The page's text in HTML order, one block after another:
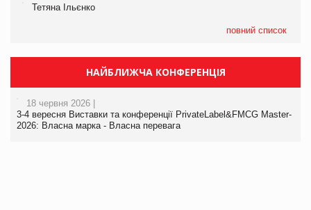
Тетяна Ільєнко
повний список
НАЙБЛИЖЧА КОНФЕРЕНЦІЯ
18 червня 2026 |
3-4 вересня Виставки та конференції PrivateLabel&FMCG Master-
2026: Власна марка - Власна перевага